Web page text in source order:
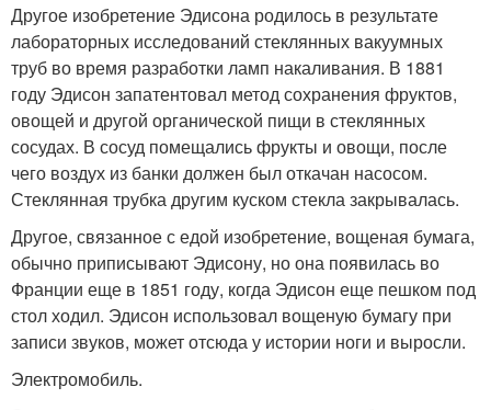
Другое изобретение Эдисона родилось в результате
лабораторных исследований стеклянных вакуумных
труб во время разработки ламп накаливания. В 1881
году Эдисон запатентовал метод сохранения фруктов,
овощей и другой органической пищи в стеклянных
сосудах. В сосуд помещались фрукты и овощи, после
чего воздух из банки должен был откачан насосом.
Стеклянная трубка другим куском стекла закрывалась.
Другое, связанное с едой изобретение, вощеная бумага,
обычно приписывают Эдисону, но она появилась во
Франции еще в 1851 году, когда Эдисон еще пешком под
стол ходил. Эдисон использовал вощеную бумагу при
записи звуков, может отсюда у истории ноги и выросли.
Электромобиль.